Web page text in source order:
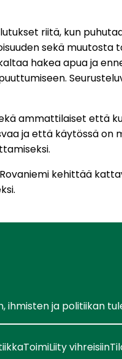
riitä, kun
sekä
hakea apua ja
ammattilaiset että
ja että käytössä
kehittää
ja politiikan
ToimiLiity vihreisiin